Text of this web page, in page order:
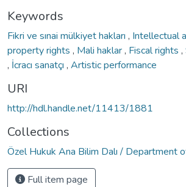
Keywords
Fikri ve sınai mülkiyet hakları , Intellectual
property rights , Mali haklar, Fiscal rights ,
, İcracı sanatçı , Artistic performance
URI
http://hdl.handle.net/11413/1881
Collections
Özel Hukuk Ana Bilim Dalı / Department
Full item page